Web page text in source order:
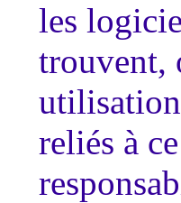
les
trouvent,
reliés à